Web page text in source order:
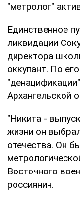
"метролог"
Единственное
ликвидации
директора
оккупант. По
Архангельской
"Никита -
жизни он
отечества. Он
Восточного
россиянин.